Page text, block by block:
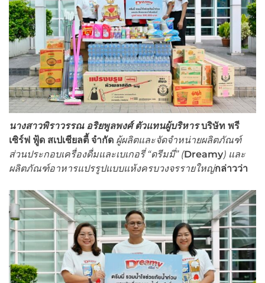
นางสาวพิราวรรณ อริยพูลพงศ์ ตัวแทนผู้บริหารบริษัท พรี
เซิร์ฟ ฟู้ด สเปเชียลตี้ จำกัด ผู้ผลิตและจัดจำหน่ายผลิตภัณฑ์
ส่วนประกอบเครื่องดื่มและเบเกอรี่ “ดรีมมี่” (Dreamy) และ
ผลิตภัณฑ์อาหารแปรรูปแบบแห้งครบวงจรรายใหญ่กล่าวว่า